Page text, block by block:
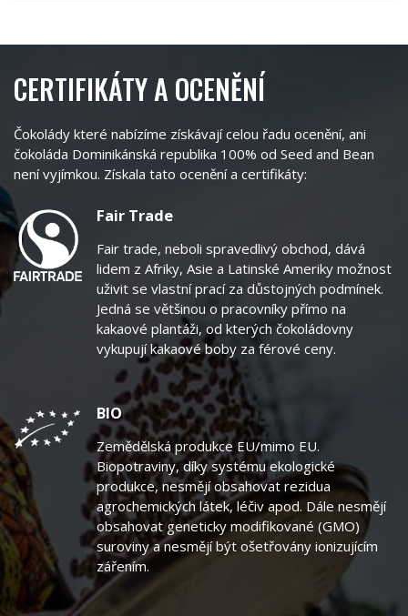
CERTIFIKÁTY A OCENĚNÍ
Čokolády které nabízíme získávají celou řadu ocenění, ani
čokoláda Dominikánská republika 100% od Seed and Bean
není vyjímkou. Získala tato ocenění a certifikáty:
Fair Trade
Fair trade, neboli spravedlivý obchod, dává
lidem z Afriky, Asie a Latinské Ameriky možnost
uživit se vlastní prací za důstojných podmínek.
Jedná se většinou o pracovníky přímo na
kakaové plantáži, od kterých čokoládovny
vykupují kakaové boby za férové ceny.
BIO
Zemědělská produkce EU/mimo EU.
Biopotraviny, díky systému ekologické
produkce, nesmějí obsahovat rezidua
agrochemických látek, léčiv apod. Dále nesmějí
obsahovat geneticky modifikované (GMO)
suroviny a nesmějí být ošetřovány ionizujícím
zářením.